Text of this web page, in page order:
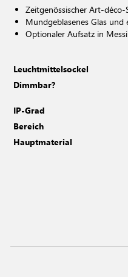
Zeitgenössischer Art-déco-
Mundgeblasenes Glas und
Optionaler Aufsatz in
Leuchtmittelsockel
Dimmbar?
IP-Grad
Bereich
Hauptmaterial